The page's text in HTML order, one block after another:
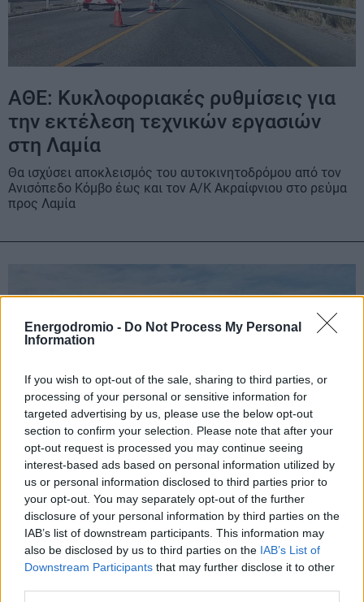
Energodromio - Do Not Process My Personal
Information
If you wish to opt-out of the sale, sharing to third parties, or
processing of your personal or sensitive information for
targeted advertising by us, please use the below opt-out
section to confirm your selection. Please note that after your
opt-out request is processed you may continue seeing
interest-based ads based on personal information utilized by
us or personal information disclosed to third parties prior to
your opt-out. You may separately opt-out of the further
disclosure of your personal information by third parties on the
IAB’s list of downstream participants. This information may
also be disclosed by us to third parties on the IAB’s List of
Downstream Participants that may further disclose it to other
ΑΘΕ: Κυκλοφοριακές ρυθμίσεις για
την εκτέλεση τεχνικών εργασιών
στη Λαμία
Θα ισχύσει αποκλεισμός του αυτοκινητοδρόμου από τον
Ανισόπεδο Κόμβο έως και τον Α/Κ Ακραίφνιου στο ρεύμα
προς Λαμία
Κυκλοφοριακές ρυθμίσεις στον ΑΘΕ: Έργα
έως 19 Ιουνίου και κλειστές λωρίδες στις
Αφίδνες